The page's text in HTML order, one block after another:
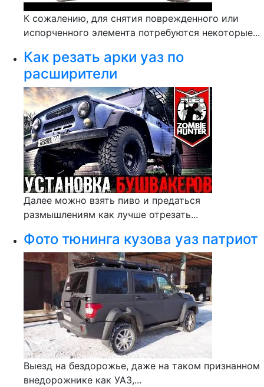
К сожалению, для снятия поврежденного или
испорченного элемента потребуются некоторые...
Как резать арки уаз по
расширители
Далее можно взять пиво и предаться
размышлениям как лучше отрезать...
Фото тюнинга кузова уаз патриот
Выезд на бездорожье, даже на таком признанном
внедорожнике как УАЗ,...